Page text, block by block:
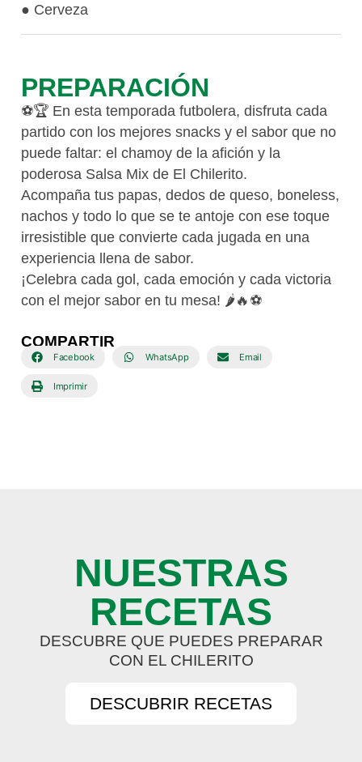
COMPARTIR
Facebook WhatsApp Email
Imprimir
● Cerveza
PREPARACIÓN
⚽🏆 En esta temporada futbolera, disfruta cada
partido con los mejores snacks y el sabor que no
puede faltar: el chamoy de la afición y la
poderosa Salsa Mix de El Chilerito.
Acompaña tus papas, dedos de queso, boneless,
nachos y todo lo que se te antoje con ese toque
irresistible que convierte cada jugada en una
experiencia llena de sabor.
¡Celebra cada gol, cada emoción y cada victoria
con el mejor sabor en tu mesa! 🌶️🔥⚽
NUESTRAS
RECETAS
DESCUBRE QUE PUEDES PREPARAR
CON EL CHILERITO
DESCUBRIR RECETAS